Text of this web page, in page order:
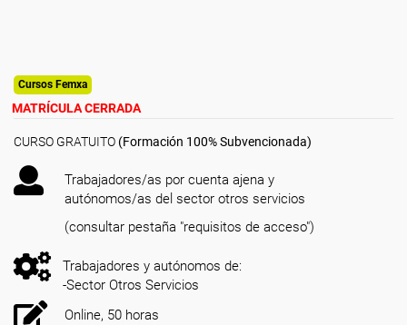
Cursos Femxa
MATRÍCULA CERRADA
CURSO GRATUITO (Formación 100% Subvencionada)
Trabajadores/as por cuenta ajena y
autónomos/as del sector otros servicios
(consultar pestaña "requisitos de acceso")
Trabajadores y autónomos de:
-Sector Otros Servicios
Online, 50 horas